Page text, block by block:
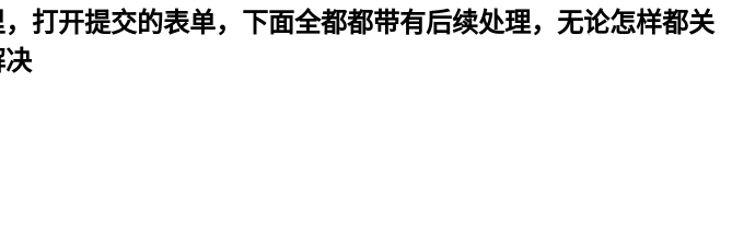
打开提交的表单，下面全都都带有后续处理，无论怎样都关
决